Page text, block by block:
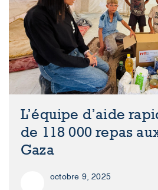
L’équipe d’aide
de 118 000 repas
Gaza
octobre 9, 2025